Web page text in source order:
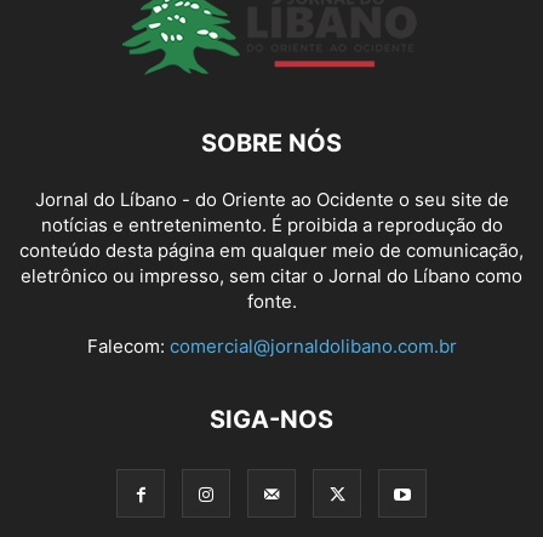
SOBRE NÓS
Jornal do Líbano - do Oriente ao Ocidente o seu site de
notícias e entretenimento. É proibida a reprodução do
conteúdo desta página em qualquer meio de comunicação,
eletrônico ou impresso, sem citar o Jornal do Líbano como
fonte.
Falecom: comercial@jornaldolibano.com.br
SIGA-NOS